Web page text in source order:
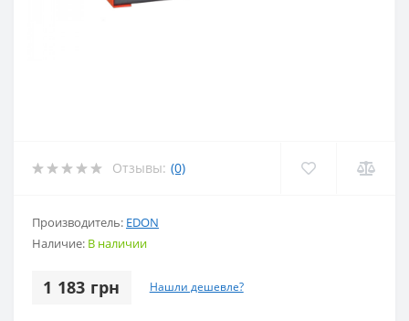
Отзывы: (0)
Производитель: EDON
Наличие: В наличии
1 183 грн Нашли дешевле?